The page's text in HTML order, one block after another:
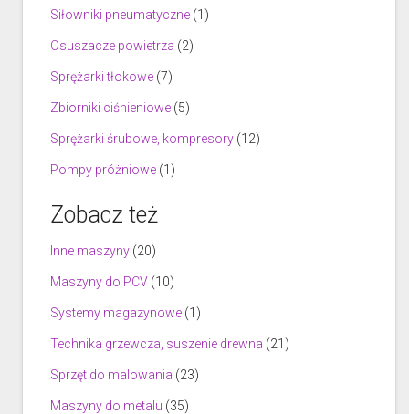
Siłowniki pneumatyczne (1)
Osuszacze powietrza (2)
Sprężarki tłokowe (7)
Zbiorniki ciśnieniowe (5)
Sprężarki śrubowe, kompresory (12)
Pompy próżniowe (1)
Zobacz też
Inne maszyny (20)
Maszyny do PCV (10)
Systemy magazynowe (1)
Technika grzewcza, suszenie drewna (21)
Sprzęt do malowania (23)
Maszyny do metalu (35)